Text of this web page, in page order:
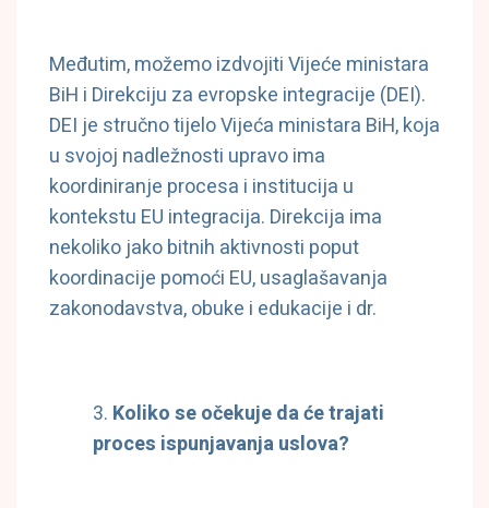
Međutim, možemo izdvojiti Vijeće ministara
BiH i Direkciju za evropske integracije (DEI).
DEI je stručno tijelo Vijeća ministara BiH, koja
u svojoj nadležnosti upravo ima
koordiniranje procesa i institucija u
kontekstu EU integracija. Direkcija ima
nekoliko jako bitnih aktivnosti poput
koordinacije pomoći EU, usaglašavanja
zakonodavstva, obuke i edukacije i dr.
Koliko se očekuje da će trajati
proces ispunjavanja uslova?